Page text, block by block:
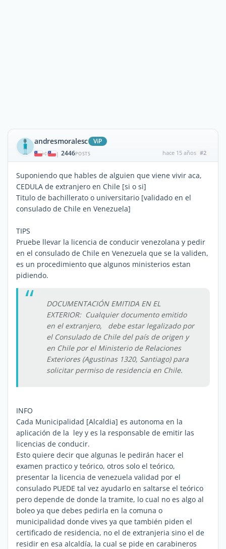
andresmoralesc ViP
| 2446POSTS hace 15 años #2
Suponiendo que hables de alguien que viene vivir aca,
CEDULA de extranjero en Chile [si o si]
Titulo de bachillerato o universitario [validado en el
consulado de Chile en Venezuela]
TIPS
Pruebe llevar la licencia de conducir venezolana y pedir
en el consulado de Chile en Venezuela que se la validen,
es un procedimiento que algunos ministerios estan
pidiendo.
DOCUMENTACIÓN EMITIDA EN EL
EXTERIOR: Cualquier documento emitido
en el extranjero, debe estar legalizado por
el Consulado de Chile del país de origen y
en Chile por el Ministerio de Relaciones
Exteriores (Agustinas 1320, Santiago) para
solicitar permiso de residencia en Chile.
INFO
Cada Municipalidad [Alcaldia] es autonoma en la
aplicación de la ley y es la responsable de emitir las
licencias de conducir.
Esto quiere decir que algunas le pedirán hacer el
examen practico y teórico, otros solo el teórico,
presentar la licencia de venezuela validad por el
consulado PUEDE tal vez ayudarlo en saltarse el teórico
pero depende de donde la tramite, lo cual no es algo al
boleo ya que debes pedirla en la comuna o
municipalidad donde vives ya que también piden el
certificado de residencia, no el de extranjeria sino el de
residir en esa alcaldía, la cual se pide en carabineros